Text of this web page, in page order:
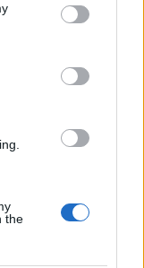
You may click to
party tags to
in below Google
the
μου χωρίς
του;
όχι;